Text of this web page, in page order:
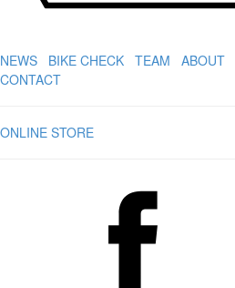
NEWS BIKE CHECK TEAM ABOUT
CONTACT
ONLINE STORE